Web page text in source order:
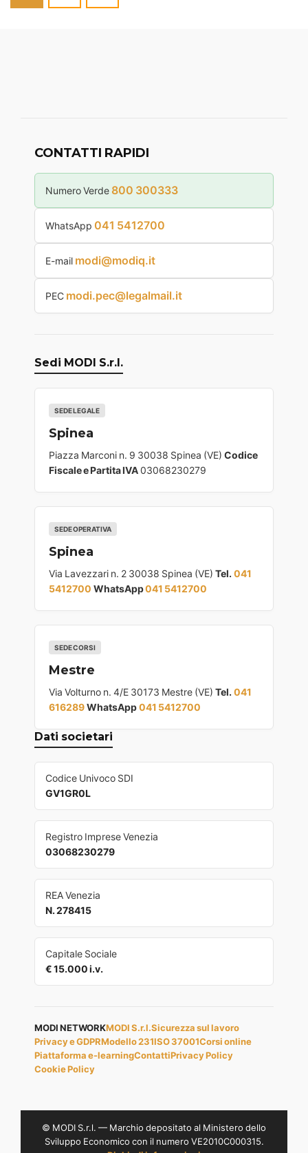
CONTATTI RAPIDI
Numero Verde 800 300333
WhatsApp 041 5412700
E-mail modi@modiq.it
PEC modi.pec@legalmail.it
Sedi MODI S.r.l.
SEDE LEGALE
Spinea
Piazza Marconi n. 9 30038 Spinea (VE) Codice
Fiscale e Partita IVA03068230279
SEDE OPERATIVA
Spinea
Via Lavezzari n. 2 30038 Spinea (VE) Tel. 041
5412700 WhatsApp041 5412700
SEDE CORSI
Mestre
Via Volturno n. 4/E 30173 Mestre (VE) Tel. 041
616289WhatsApp041 5412700
Dati societari
Codice Univoco SDI
GV1GR0L
Registro Imprese Venezia
03068230279
REA Venezia
N. 278415
Capitale Sociale
€ 15.000 i.v.
MODI NETWORKMODI S.r.l.Sicurezza sul lavoro
Privacy e GDPRModello 231ISO 37001Corsi online
Piattaforma e-learningContattiPrivacy Policy
Cookie Policy
© MODI S.r.l. — Marchio depositato al Ministero dello
Sviluppo Economico con il numero VE2010C000315.